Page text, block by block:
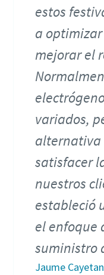
estos
a
mejorar el
variados,
alternativa
satisfacer
nuestros
estableció
el enfoque
suministro
Jaume